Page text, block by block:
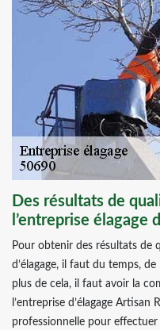
Des résultats de
l’entreprise élagage
Pour obtenir des résultats de
d’élagage, il faut du temps,
plus de cela, il faut avoir la
l’entreprise d’élagage
professionnelle pour effectuer